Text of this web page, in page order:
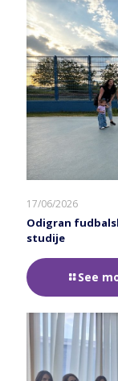
17/06/2026
Odigran
studije
See